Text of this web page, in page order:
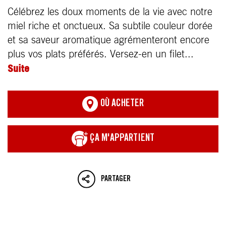
Célébrez les doux moments de la vie avec notre
miel riche et onctueux. Sa subtile couleur dorée
et sa saveur aromatique agrémenteront encore
plus vos plats préférés. Versez-en un filet...
Suite
OÙ ACHETER
ÇA M'APPARTIENT
PARTAGER